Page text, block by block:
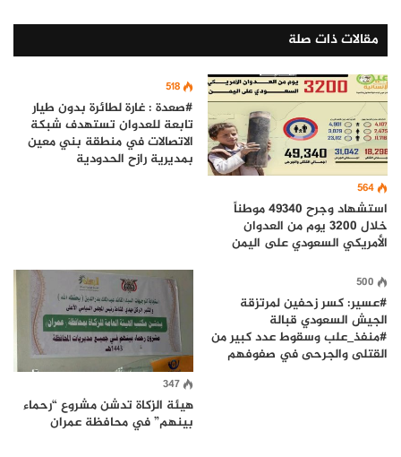
مقالات ذات صلة
564
استشهاد وجرح 49340 موطناً
خلال 3200 يوم من العدوان
الأمريكي السعودي على اليمن
518
#صعدة : غارة لطائرة بدون طيار
تابعة للعدوان تستهدف شبكة
الاتصالات في منطقة بني معين
بمديرية رازح الحدودية
500
#عسير: كسر زحفين لمرتزقة
الجيش السعودي قبالة
#منفذ_علب وسقوط عدد كبير من
القتلى والجرحى في صفوفهم
347
هيئة الزكاة تدشن مشروع “رحماء
بينهم” في محافظة عمران